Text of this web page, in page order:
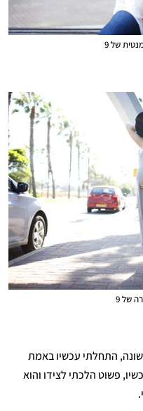
של 9
של 9
התחלתי עכשיו באמת
פשוט הלכתי לצידו והוא